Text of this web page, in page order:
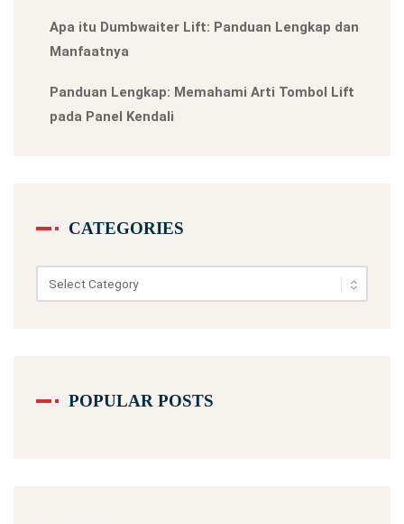
Apa itu Dumbwaiter Lift: Panduan Lengkap dan
Manfaatnya
Panduan Lengkap: Memahami Arti Tombol Lift
pada Panel Kendali
CATEGORIES
Categories
POPULAR POSTS